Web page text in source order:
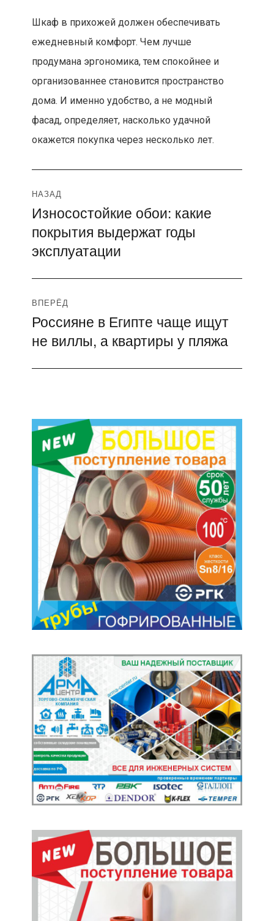
Шкаф в прихожей должен обеспечивать
ежедневный комфорт. Чем лучше
продумана эргономика, тем спокойнее и
организованнее становится пространство
дома. И именно удобство, а не модный
фасад, определяет, насколько удачной
окажется покупка через несколько лет.
Навигация
по
записям
НАЗАД
Предыдущая
запись:
Износостойкие обои: какие
покрытия выдержат годы
эксплуатации
ВПЕРЁД
Следующая
запись:
Россияне в Египте чаще ищут
не виллы, а квартиры у пляжа